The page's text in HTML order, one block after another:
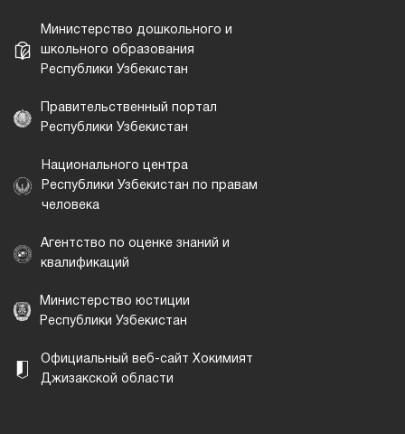
Министерство дошкольного и
школьного образования
Республики Узбекистан
Правительственный портал
Республики Узбекистан
Национального центра
Республики Узбекистан по правам
человека
Агентство по оценке знаний и
квалификаций
Министерство юстиции
Республики Узбекистан
Официальный веб-сайт Хокимият
Джизакской области